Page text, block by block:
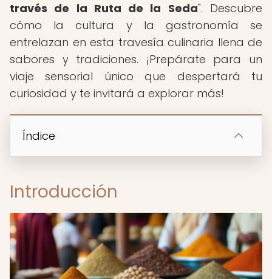
través de la Ruta de la Seda". Descubre
cómo la cultura y la gastronomía se
entrelazan en esta travesía culinaria llena de
sabores y tradiciones. ¡Prepárate para un
viaje sensorial único que despertará tu
curiosidad y te invitará a explorar más!
Índice
Introducción